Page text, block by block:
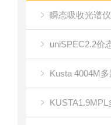
瞬态吸收光谱仪